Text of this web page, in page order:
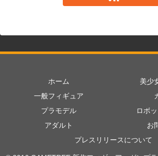
ホーム
美少
一般フィギュア
プラモデル
ロボ
アダルト
お
プレスリリースについて